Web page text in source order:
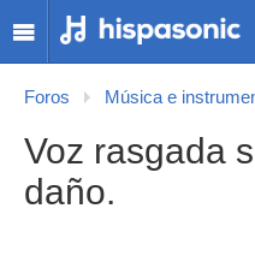
Foros Música e
Voz rasgada
daño.